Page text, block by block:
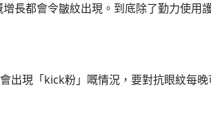
長都會令皺紋出現。到底除了勤力使用
出現「kick粉」嘅情況，要對抗眼紋每